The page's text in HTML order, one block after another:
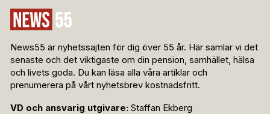
News55 är nyhetssajten för dig över 55 år. Här samlar vi det
senaste och det viktigaste om din pension, samhället, hälsa
och livets goda. Du kan läsa alla våra artiklar och
prenumerera på vårt nyhetsbrev kostnadsfritt.
VD och ansvarig utgivare: Staffan Ekberg